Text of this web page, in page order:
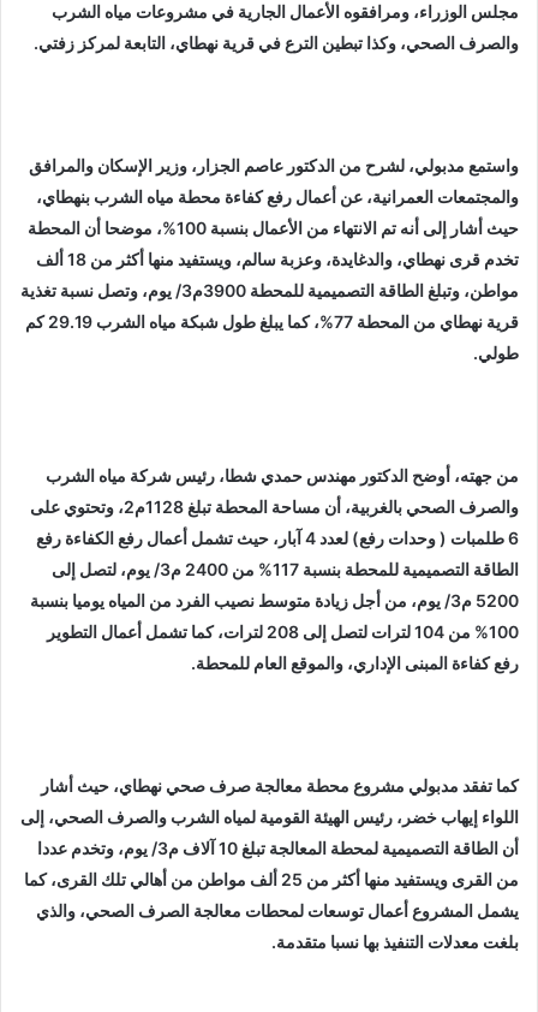
مجلس الوزراء، ومرافقوه الأعمال الجارية في مشروعات مياه الشرب
والصرف الصحي، وكذا تبطين الترع في قرية نهطاي، التابعة لمركز زفتي.
واستمع مدبولي، لشرح من الدكتور عاصم الجزار، وزير الإسكان والمرافق
والمجتمعات العمرانية، عن أعمال رفع كفاءة محطة مياه الشرب بنهطاي،
حيث أشار إلى أنه تم الانتهاء من الأعمال بنسبة 100%، موضحا أن المحطة
تخدم قرى نهطاي، والدغايدة، وعزبة سالم، ويستفيد منها أكثر من 18 ألف
مواطن، وتبلغ الطاقة التصميمية للمحطة 3900م3/ يوم، وتصل نسبة تغذية
قرية نهطاي من المحطة 77%، كما يبلغ طول شبكة مياه الشرب 29.19 كم
طولي.
من جهته، أوضح الدكتور مهندس حمدي شطا، رئيس شركة مياه الشرب
والصرف الصحي بالغربية، أن مساحة المحطة تبلغ 1128م2، وتحتوي على
6 طلمبات ( وحدات رفع) لعدد 4 آبار، حيث تشمل أعمال رفع الكفاءة رفع
الطاقة التصميمية للمحطة بنسبة 117% من 2400 م3/ يوم، لتصل إلى
5200 م3/ يوم، من أجل زيادة متوسط نصيب الفرد من المياه يوميا بنسبة
100% من 104 لترات لتصل إلى 208 لترات، كما تشمل أعمال التطوير
رفع كفاءة المبنى الإداري، والموقع العام للمحطة.
كما تفقد مدبولي مشروع محطة معالجة صرف صحي نهطاي، حيث أشار
اللواء إيهاب خضر، رئيس الهيئة القومية لمياه الشرب والصرف الصحي، إلى
أن الطاقة التصميمية لمحطة المعالجة تبلغ 10 آلاف م3/ يوم، وتخدم عددا
من القرى ويستفيد منها أكثر من 25 ألف مواطن من أهالي تلك القرى، كما
يشمل المشروع أعمال توسعات لمحطات معالجة الصرف الصحي، والذي
بلغت معدلات التنفيذ بها نسبا متقدمة.